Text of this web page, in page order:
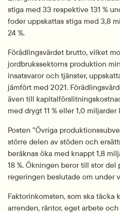
stiga med 33 respektive 131 %
foder uppskattas stiga med 3,8
24 %.
Förädlingsvärdet brutto, vilket
jordbrukssektorns produktion
insatsvaror och tjänster,
jämfört med 2021.
även till
med drygt 11 % eller 1,0
Posten ”Övriga
större delen av stöden och
beräknas öka med knappt 1,8
18 %. Ökningen beror till stor del
regeringen beslutade om under
Faktorinkomsten, som ska täcka
arrenden, räntor, eget arbete